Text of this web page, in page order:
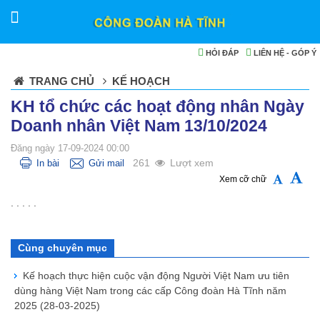
LIÊN HỆ - GÓP Ý
HỎI ĐÁP
TRANG CHỦ KẾ HOẠCH
KH tổ chức các hoạt động nhân Ngày
Doanh nhân Việt Nam 13/10/2024
Đăng ngày 17-09-2024 00:00
In bài
Gửi mail 261 Lượt xem
Xem cỡ chữ
Cùng chuyên mục
Kế hoạch thực hiện cuộc vận động Người Việt Nam ưu tiên
dùng hàng Việt Nam trong các cấp Công đoàn Hà Tĩnh năm
2025 (28-03-2025)